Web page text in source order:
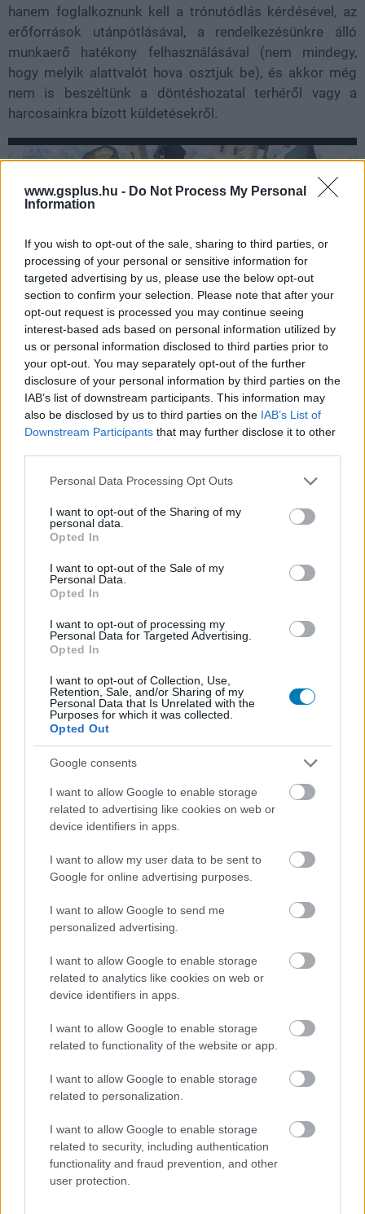
www.gsplus.hu - Do Not Process My Personal
Information
If you wish to opt-out of the sale, sharing to third parties, or
processing of your personal or sensitive information for
targeted advertising by us, please use the below opt-out
section to confirm your selection. Please note that after your
opt-out request is processed you may continue seeing
interest-based ads based on personal information utilized by
us or personal information disclosed to third parties prior to
your opt-out. You may separately opt-out of the further
disclosure of your personal information by third parties on the
IAB’s list of downstream participants. This information may
also be disclosed by us to third parties on the IAB’s List of
Downstream Participants that may further disclose it to other
Please note that this website/app uses one or more Google
not limited to your visit or usage behaviour. You may click to
grant or deny consent to Google and its third-party tags to
use your data for below specified purposes in below Google
consent section.
Personal Data Processing Opt Outs
I want to opt-out of the Sharing of my
personal data.
Opted In
I want to opt-out of the Sale of my
Personal Data.
Opted In
I want to opt-out of processing my
Personal Data for Targeted Advertising.
Opted In
I want to opt-out of Collection, Use,
Retention, Sale, and/or Sharing of my
Personal Data that Is Unrelated with the
Purposes for which it was collected.
Opted Out
Google consents
I want to allow Google to enable storage
related to advertising like cookies on web or
device identifiers in apps.
I want to allow my user data to be sent to
Google for online advertising purposes.
I want to allow Google to send me
personalized advertising.
I want to allow Google to enable storage
related to analytics like cookies on web or
device identifiers in apps.
I want to allow Google to enable storage
related to functionality of the website or app.
I want to allow Google to enable storage
related to personalization.
I want to allow Google to enable storage
related to security, including authentication
functionality and fraud prevention, and other
user protection.
hanem foglalkoznunk kell a trónutódlás kérdésével, az
erőforrások utánpótlásával, a rendelkezésünkre álló
munkaerő hatékony felhasználásával (nem mindegy,
hogy melyik alattvalót hova osztjuk be), és akkor még
nem is beszéltünk a döntéshozatal terhéről vagy a
harcosainkra bízott küldetésekről.
A The Elder Scrolls: Castles szeptember 10-én jelenik
meg Androidra és iOS-re , az érdeklődők az iménti
linkeken már most áteshetnek az előregisztráción.
A GameStar YouTube csatornája csak rád vár!
beszélgetések, livestreamek, végigjátszások,
magyar feliratos előzetesek.
Feliratkozom
Csatornatag leszek
SMASH by Meló-Diák: Homok, zene és a nyár legjobb
hangulata – Jön a második forduló! (X)
Július végén folytatódik a balatoni strandröplabda-
sorozat.
#bethesda #the elder scrolls castles
Dragon Age: The Veilguard
gépigényt, Mass Effect 2
hangulatot és egy régi ismerőst
villantott a BioWare